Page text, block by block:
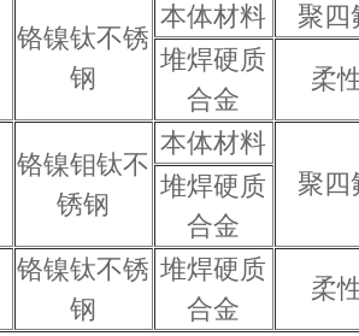
铬镍钛不锈
钢
本体材料
聚四
堆焊硬质
合金
柔
铬镍钼钛不
锈钢
本体材料
聚四
堆焊硬质
合金
铬镍钛不锈
钢
堆焊硬质
合金
柔